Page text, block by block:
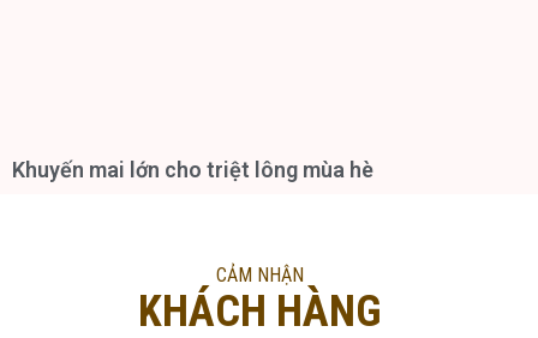
Khuyến mai lớn cho triệt lông mùa hè
CẢM NHẬN
KHÁCH HÀNG